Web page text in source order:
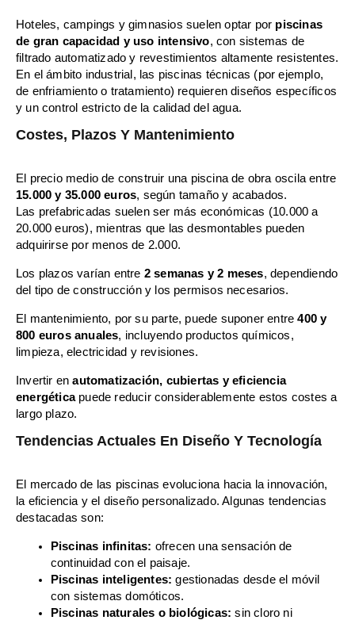
Hoteles, campings y gimnasios suelen optar por piscinas
de gran capacidad y uso intensivo, con sistemas de
filtrado automatizado y revestimientos altamente resistentes.
En el ámbito industrial, las piscinas técnicas (por ejemplo,
de enfriamiento o tratamiento) requieren diseños específicos
y un control estricto de la calidad del agua.
Costes, Plazos Y Mantenimiento
El precio medio de construir una piscina de obra oscila entre
15.000 y 35.000 euros, según tamaño y acabados.
Las prefabricadas suelen ser más económicas (10.000 a
20.000 euros), mientras que las desmontables pueden
adquirirse por menos de 2.000.
Los plazos varían entre 2 semanas y 2 meses, dependiendo
del tipo de construcción y los permisos necesarios.
El mantenimiento, por su parte, puede suponer entre400 y
800 euros anuales, incluyendo productos químicos,
limpieza, electricidad y revisiones.
Invertir enautomatización, cubiertas y eficiencia
energéticapuede reducir considerablemente estos costes a
largo plazo.
Tendencias Actuales En Diseño Y Tecnología
El mercado de las piscinas evoluciona hacia la innovación,
la eficiencia y el diseño personalizado. Algunas tendencias
destacadas son:
Piscinas infinitas: ofrecen una sensación de
continuidad con el paisaje.
Piscinas inteligentes: gestionadas desde el móvil
con sistemas domóticos.
Piscinas naturales o biológicas: sin cloro ni